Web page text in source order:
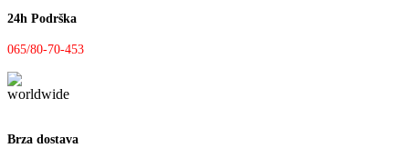
24h Podrška
065/80-70-453
Brza dostava